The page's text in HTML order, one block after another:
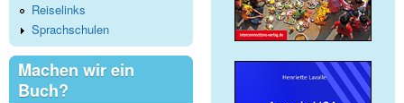
Reiselinks
Sprachschulen
Machen wir ein
Buch?